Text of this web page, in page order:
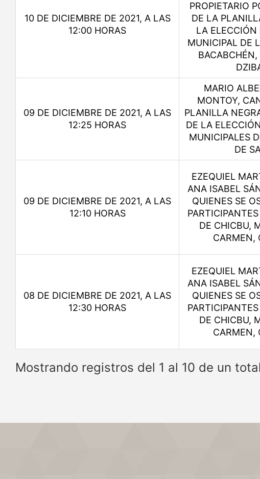
10 DE DICIEMBRE DE 2021, A LAS
12:00 HORAS
PROPIETARIO
DE LA
LA ELECCIÓN
MUNICIPAL DE
09 DE DICIEMBRE DE 2021, A LAS
12:25 HORAS
MARIO
MONTOY,
PLANILLA
DE LA
MUNICIPALES
DE
09 DE DICIEMBRE DE 2021, A LAS
12:10 HORAS
EZEQUIEL
ANA ISABEL
QUIENES SE
DE CHICBU,
CARMEN,
08 DE DICIEMBRE DE 2021, A LAS
12:30 HORAS
EZEQUIEL
ANA ISABEL
QUIENES SE
DE CHICBU,
CARMEN,
Mostrando registros del 1 al 10 de un